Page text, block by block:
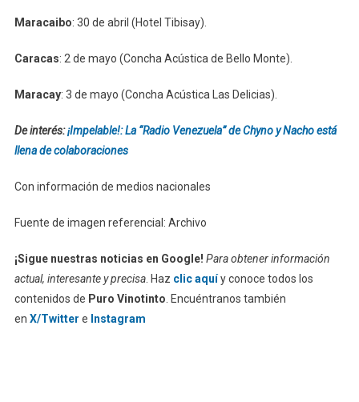
Maracaibo: 30 de abril (Hotel Tibisay).
Caracas: 2 de mayo (Concha Acústica de Bello Monte).
Maracay: 3 de mayo (Concha Acústica Las Delicias).
De interés:¡Impelable!: La “Radio Venezuela” de Chyno y Nacho está
llena de colaboraciones
Con información de medios nacionales
Fuente de imagen referencial: Archivo
¡Sigue nuestras noticias en Google! Para obtener información
actual, interesante y precisa. Haz clic aquíy conoce todos los
contenidos de Puro Vinotinto . Encuéntranos también
en X/Twitter e Instagram